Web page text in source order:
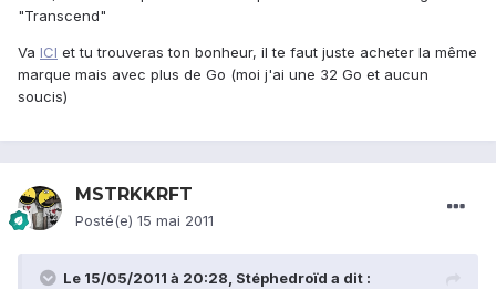
"Transcend"
Va ICI et tu trouveras ton bonheur, il te faut juste acheter la même
marque mais avec plus de Go (moi j'ai une 32 Go et aucun
soucis)
MSTRKKRFT
Posté(e) 15 mai 2011
Le 15/05/2011 à 20:28, Stéphedroïd a dit :